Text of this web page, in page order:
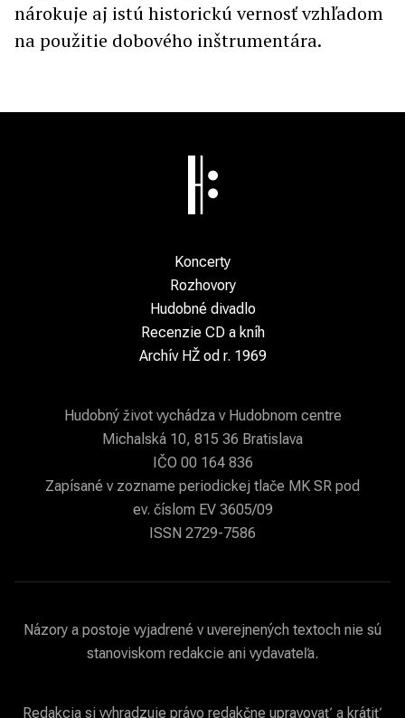
nárokuje aj istú historickú vernosť vzhľadom
na použitie dobového inštrumentára.
Koncerty
Rozhovory
Hudobné divadlo
Recenzie CD a kníh
Archív HŽ od r. 1969
Hudobný život vychádza v Hudobnom centre
Michalská 10, 815 36 Bratislava
IČO 00 164 836
Zapísané v zozname periodickej tlače MK SR pod
ev. číslom EV 3605/09
ISSN 2729-7586
Názory a postoje vyjadrené v uverejnených textoch nie sú
stanoviskom redakcie ani vydavateľa.
Redakcia si vyhradzuje právo redakčne upravovať a krátiť